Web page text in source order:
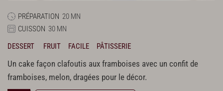
PRÉPARATION 20 MN
CUISSON 30 MN
DESSERT
FRUIT FACILE PÂTISSERIE
Un cake façon clafoutis aux framboises avec un confit de
framboises, melon, dragées pour le décor.